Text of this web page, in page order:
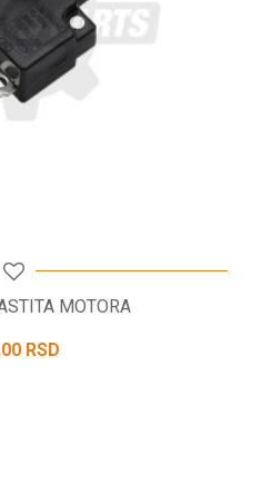
MOTORA
RSD